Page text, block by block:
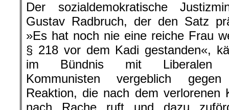
Der sozialdemokratische
Gustav Radbruch, der den Satz
»Es hat noch nie eine reiche Frau
§ 218 vor dem Kadi gestanden«,
im Bündnis mit Liberalen
Kommunisten vergeblich
Reaktion, die nach dem verlorenen
nach Rache ruft und dazu